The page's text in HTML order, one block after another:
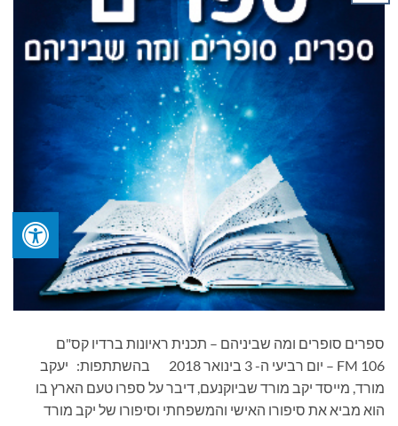
ספרים סופרים ומה שביניהם – תכנית ראיונות ברדיו קס"ם
106 FM – יום רביעי ה- 3 בינואר 2018 בהשתתפות: יעקב
מורד, מייסד יקב מורד שביוקנעם, דיבר על ספרו טעם הארץ בו
הוא מביא את סיפורו האישי והמשפחתי וסיפורו של יקב מורד